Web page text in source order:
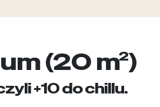
(20 m²)
+10 do chillu.